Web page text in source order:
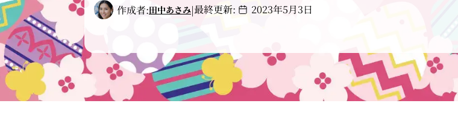
作成者:田中あさみ|最終更新: 2023年5月3日